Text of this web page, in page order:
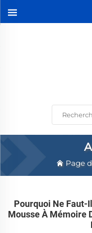
Page
Pourquoi Ne Faut-
Mousse À Mémoire